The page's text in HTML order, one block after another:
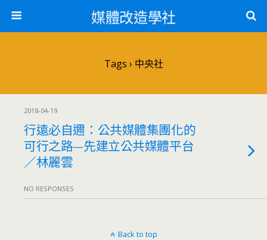
媒體改造學社
Tags › 中央社
2018-04-19
行遠必自邇：公共媒體集團化的
可行之路—先建立公共媒體平台
／林麗雲
NO RESPONSES
Back to top